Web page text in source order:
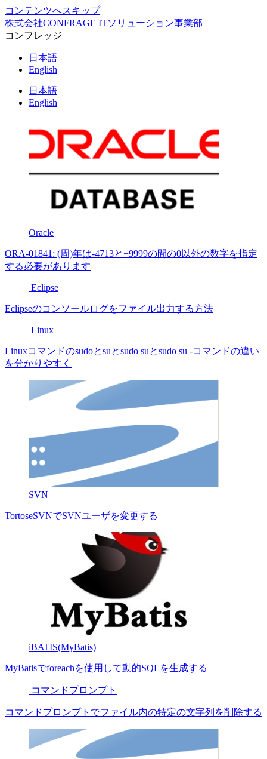
コンテンツへスキップ
株式会社CONFRAGE ITソリューション事業部
コンフレッジ
日本語
English
日本語
English
Oracle
ORA-01841: (周)年は-4713と+9999の間の0以外の数字を指定
する必要があります
Eclipse
Eclipseのコンソールログをファイル出力する方法
Linux
Linuxコマンドのsudoとsuとsudo suとsudo su -コマンドの違い
を分かりやすく
SVN
TortoseSVNでSVNユーザを変更する
iBATIS(MyBatis)
MyBatisでforeachを使用して動的SQLを生成する
コマンドプロンプト
コマンドプロンプトでファイル内の特定の文字列を削除する